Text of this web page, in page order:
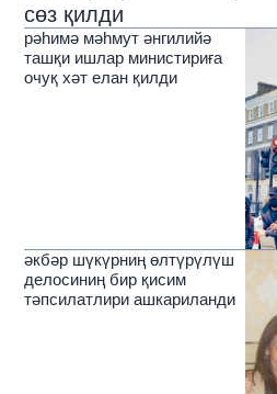
сөз қилди
рәһимә мәһмут әнгилийә
ташқи ишлар министириға
очуқ хәт елан қилди
әкбәр шүкүрниң өлтүрүлүш
делосиниң бир қисим
тәпсилатлири ашкариланди